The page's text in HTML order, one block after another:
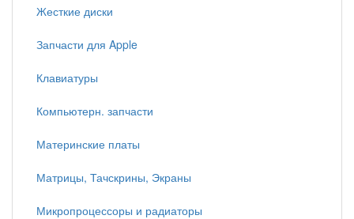
Жесткие диски
Запчасти для Apple
Клавиатуры
Компьютерн. запчасти
Материнские платы
Матрицы, Тачскрины, Экраны
Микропроцессоры и радиаторы